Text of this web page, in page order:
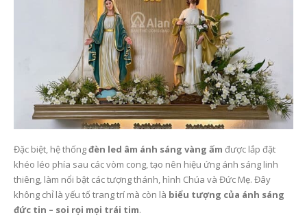
Đặc biệt, hệ thốngđèn led âm ánh sáng vàng ấm được lắp đặt
khéo léo phía sau các vòm cong, tạo nên hiệu ứng ánh sáng linh
thiêng, làm nổi bật các tượng thánh, hình Chúa và Đức Mẹ. Đây
không chỉ là yếu tố trang trí mà còn là biểu tượng của ánh sáng
đức tin – soi rọi mọi trái tim.